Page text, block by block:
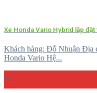
Xe Honda Vario Hybrid lắp đặt
Khách hàng: Đỗ Nhuận Địa
Honda Vario Hệ...